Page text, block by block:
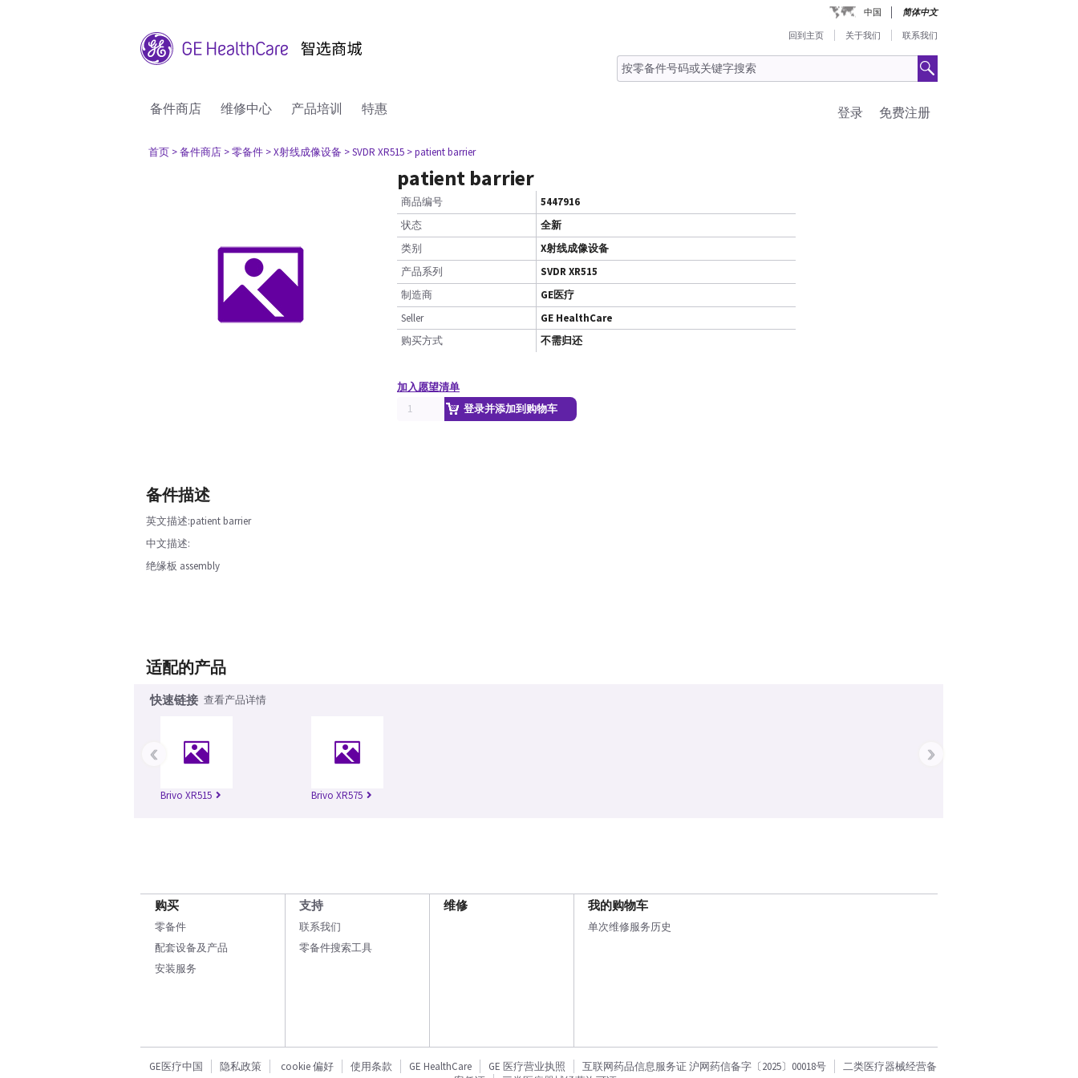
中国 简体中文
回到主页 关于我们 联系我们
备件商店 维修中心 产品培训 特惠 免费注册
登录
首页 > 备件商店 > 零备件 > X射线成像设备 > SVDR XR515 > patient barrier
patient barrier
商品编号
5447916
状态
全新
类别
X射线成像设备
产品系列
SVDR XR515
制造商
GE医疗
Seller
GE HealthCare
购买方式
不需归还
加入愿望清单
登录并添加到购物车
备件描述
英文描述:patient barrier
中文描述:
绝缘板 assembly
适配的产品
快速链接 查看产品详情
Brivo XR515 Brivo XR575
‹ ›
购买
零备件
配套设备及产品
安装服务
支持
联系我们
零备件搜索工具
维修 我的购物车
单次维修服务历史
GE医疗中国 隐私政策 cookie 偏好 使用条款 GE HealthCare GE 医疗营业执照 互联网药品信息服务证 沪网药信备字〔2025〕00018号
二类医疗器械经营备